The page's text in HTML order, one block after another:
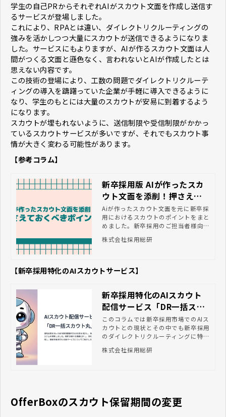
学生の自己PRからそれぞれAIがスカウト文面を作成し送信す
るサービスが登場しました。
これにより、RPAとは違い、ダイレクトリクルーティングの
強みを活かしつつ大量にスカウトが送信できるようになりま
した。サービスにもよりますが、AIが作るスカウト文面は人
間がつくる文面と遜色なく、言われないとAIが作成したとは
思えない内容です。
この技術の登場により、工数の問題でダイレクトリクルーテ
ィングの導入を躊躇っていた企業が手軽に導入できるように
なり、学生のもとには大量のスカウトが安易に到着するよう
になります。
スカウトが埋もれないように、送信制限や受信制限がかかっ
ているスカウトサービスが多いですが、それでもスカウト事
情が大きく変わる可能性があります。
【参考コラム】
新卒採用版 AIが作ったスカ
ウト文面を添削！押さえて
おくべきポイント
Aiが作ったスカウト文面を元に新卒採
用におけるスカウトのポイントをまと
めました。新卒採用のご担当者様向け
株式会社採用総研
【新卒採用特化のAIスカウトサービス】
新卒採用特化のAIスカウト
配信サービス「DR一括スカ
ウト丸」とは？
このコラムでは新卒採用市場でのAIス
カウトとの現状とその中でも新卒採用
のダイレクトリクルーティングに特化
る「スカウト丸」についてご紹介しま
株式会社採用総研
OfferBoxのスカウト保留期間の変更